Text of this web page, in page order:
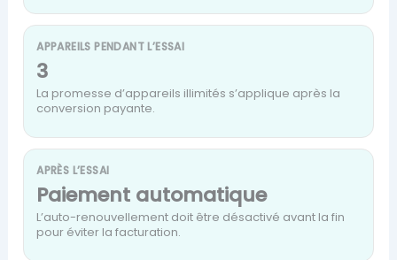
APPAREILS PENDANT L’ESSAI
3
La promesse d’appareils illimités s’applique après la
conversion payante.
APRÈS L’ESSAI
Paiement automatique
L’auto-renouvellement doit être désactivé avant la fin
pour éviter la facturation.